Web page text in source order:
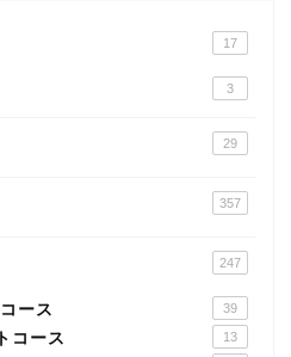
17
3
29
357
247
ース 39
コース 13